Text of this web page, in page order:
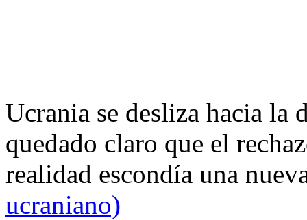
Ucrania se desliza hacia
quedado claro que el
realidad escondía una
ucraniano)